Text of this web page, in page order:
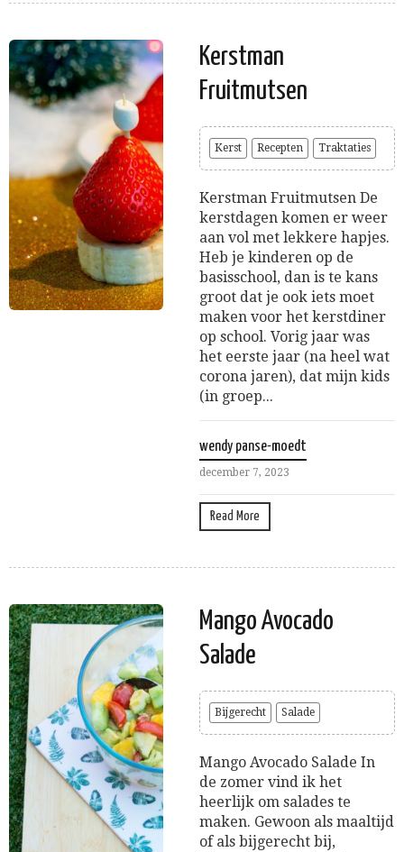
Kerstman
Fruitmutsen
Kerst Recepten Traktaties
Kerstman Fruitmutsen De
kerstdagen komen er weer
aan vol met lekkere hapjes.
Heb je kinderen op de
basisschool, dan is te kans
groot dat je ook iets moet
maken voor het kerstdiner
op school. Vorig jaar was
het eerste jaar (na heel wat
corona jaren), dat mijn kids
(in groep...
wendy panse-moedt
december 7, 2023
Read More
Mango Avocado
Salade
Bijgerecht Salade
Mango Avocado Salade In
de zomer vind ik het
heerlijk om salades te
maken. Gewoon als maaltijd
of als bijgerecht bij,